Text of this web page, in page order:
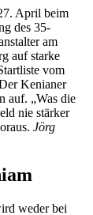
April beim
des 35-
am
auf starke
vom
Kenianer
auf. „Was die
nie stärker
Jörg
weder bei